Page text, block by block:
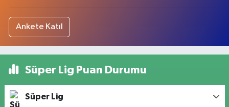
Ankete Katıl
Süper Lig Puan Durumu
Süper Lig